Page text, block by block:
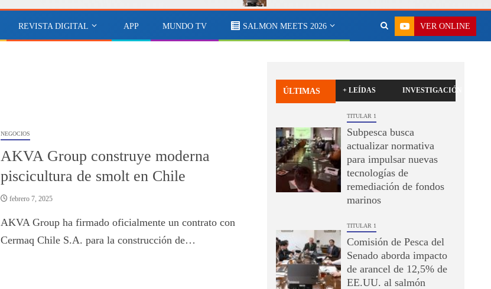
REVISTA DIGITAL APP MUNDO TV SALMON MEETS 2026 VER ONLINE
NEGOCIOS
AKVA Group construye moderna
piscicultura de smolt en Chile
febrero 7, 2025
AKVA Group ha firmado oficialmente un contrato con
Cermaq Chile S.A. para la construcción de…
ÚLTIMAS + LEÍDAS INVESTIGACIÓN
TITULAR 1
Subpesca busca
actualizar normativa
para impulsar nuevas
tecnologías de
remediación de fondos
marinos
TITULAR 1
Comisión de Pesca del
Senado aborda impacto
de arancel de 12,5% de
EE.UU. al salmón